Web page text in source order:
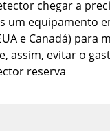
chegar a
um equipamento
e Canadá) para
assim, evitar o
reserva